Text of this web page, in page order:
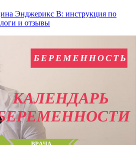
Энджерикс В: инструкция по
и отзывы